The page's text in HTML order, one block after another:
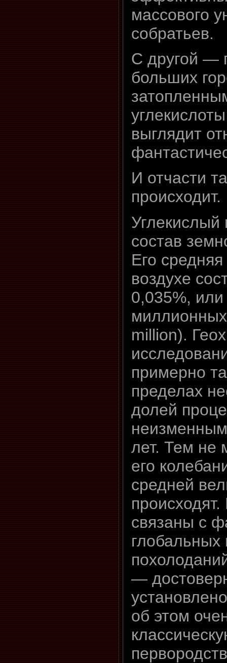
массового
собратьев.
С другой —
больших
выглядит
И отчасти
происходит.
Углекислый
состав
Его
воздухе
0,035%,
million).
примерно
пределах
долей
лет. Тем не
его
средней
связаны с
глобальных
—
об этом